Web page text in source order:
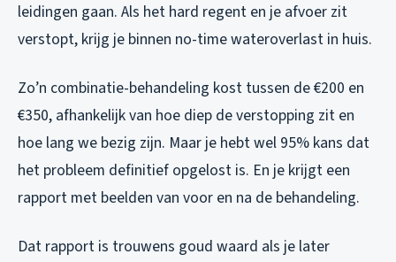
leidingen gaan. Als het hard regent en je afvoer zit
verstopt, krijg je binnen no-time wateroverlast in huis.
Zo’n combinatie-behandeling kost tussen de €200 en
€350, afhankelijk van hoe diep de verstopping zit en
hoe lang we bezig zijn. Maar je hebt wel 95% kans dat
het probleem definitief opgelost is. En je krijgt een
rapport met beelden van voor en na de behandeling.
Dat rapport is trouwens goud waard als je later